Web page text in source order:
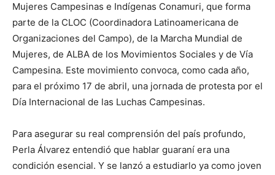
Mujeres Campesinas e Indígenas Conamuri, que forma
parte de la CLOC (Coordinadora Latinoamericana de
Organizaciones del Campo), de la Marcha Mundial de
Mujeres, de ALBA de los Movimientos Sociales y de Vía
Campesina. Este movimiento convoca, como cada año,
para el próximo 17 de abril, una jornada de protesta por el
Día Internacional de las Luchas Campesinas.
Para asegurar su real comprensión del país profundo,
Perla Álvarez entendió que hablar guaraní era una
condición esencial. Y se lanzó a estudiarlo ya como joven